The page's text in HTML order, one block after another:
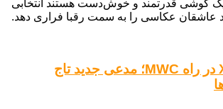
یک گوشی قدرتمند و خوش‌دست هستند انتخابی
عاشقان عکاسی را به سمت رقبا فراری دهد.
ویوو X300 Ultra در راه MWC؛ مدعی جدید تاج